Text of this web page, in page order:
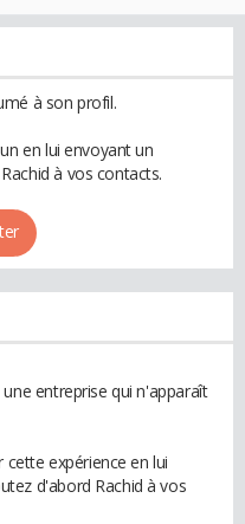
à son profil.
en lui envoyant un
à vos contacts.
entreprise qui n'apparaît
expérience en lui
d'abord Rachid à vos